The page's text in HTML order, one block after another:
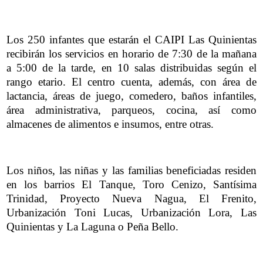
Los 250 infantes que estarán el CAIPI Las Quinientas
recibirán los servicios en horario de 7:30 de la mañana
a 5:00 de la tarde, en 10 salas distribuidas según el
rango etario. El centro cuenta, además, con área de
lactancia, áreas de juego, comedero, baños infantiles,
área administrativa, parqueos, cocina, así como
almacenes de alimentos e insumos, entre otras.
Los niños, las niñas y las familias beneficiadas residen
en los barrios El Tanque, Toro Cenizo, Santísima
Trinidad, Proyecto Nueva Nagua, El Frenito,
Urbanización Toni Lucas, Urbanización Lora, Las
Quinientas y La Laguna o Peña Bello.